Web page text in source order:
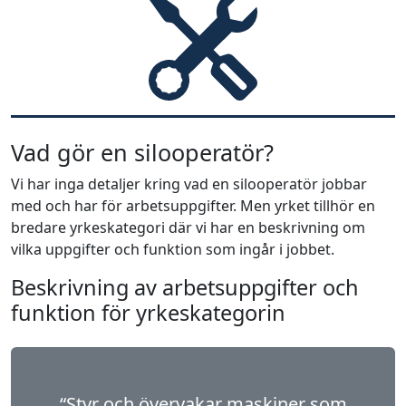
Vad gör en silooperatör?
Vi har inga detaljer kring vad en silooperatör jobbar
med och har för arbetsuppgifter. Men yrket tillhör en
bredare yrkeskategori där vi har en beskrivning om
vilka uppgifter och funktion som ingår i jobbet.
Beskrivning av arbetsuppgifter och
funktion för yrkeskategorin